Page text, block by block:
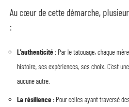
Au cœur de cette démarche,
:
L’authenticité : Par le tatouage, chaque
histoire, ses expériences, ses choix. C’est
aucune autre.
La résilience : Pour celles ayant traversé